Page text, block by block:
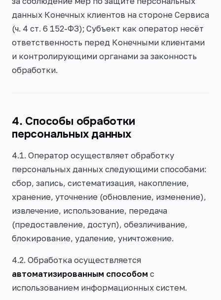
данных Конечных клиентов на стороне Сервиса
(ч. 4 ст. 6 152-ФЗ); Субъект как оператор несёт
ответственность перед Конечными клиентами
и контролирующими органами за законность
обработки.
4. Способы обработки
персональных данных
4.1. Оператор осуществляет обработку
персональных данных следующими способами:
сбор, запись, систематизация, накопление,
хранение, уточнение (обновление, изменение),
извлечение, использование, передача
(предоставление, доступ), обезличивание,
блокирование, удаление, уничтожение.
4.2. Обработка осуществляется
автоматизированным способом с
использованием информационных систем.